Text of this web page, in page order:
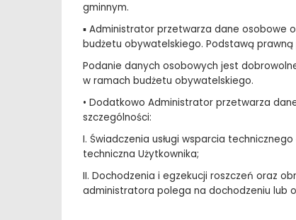
gminnym.
▪ Administrator przetwarza dane osobowe
budżetu obywatelskiego. Podstawą
Podanie danych osobowych jest
w ramach budżetu obywatelskiego.
• Dodatkowo Administrator przetwarza
szczególności:
I. Świadczenia usługi wsparcia technicznego
techniczna Użytkownika;
II. Dochodzenia i egzekucji roszczeń oraz
administratora polega na dochodzeniu lub